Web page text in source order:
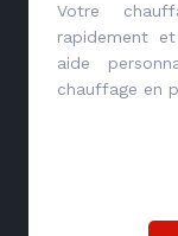
Votre
rapidement
aide
chauffage en